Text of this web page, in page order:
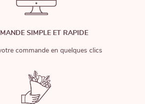
SIMPLE ET RAPIDE
commande en quelques clics